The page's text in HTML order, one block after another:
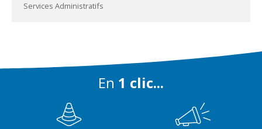
Services Administratifs
En 1 clic...